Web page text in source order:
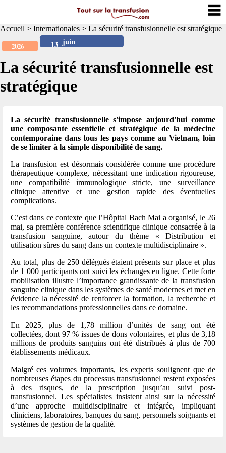
Accueil > Internationales > La sécurité transfusionnelle est stratégique
juin
13
2026
La sécurité transfusionnelle est
stratégique
La sécurité transfusionnelle s'impose aujourd'hui comme
une composante essentielle et stratégique de la médecine
contemporaine dans tous les pays comme au Vietnam, loin
de se limiter à la simple disponibilité de sang.
La transfusion est désormais considérée comme une procédure
thérapeutique complexe, nécessitant une indication rigoureuse,
une compatibilité immunologique stricte, une surveillance
clinique attentive et une gestion rapide des éventuelles
complications.
C’est dans ce contexte que l’Hôpital Bach Mai a organisé, le 26
mai, sa première conférence scientifique clinique consacrée à la
transfusion sanguine, autour du thème « Distribution et
utilisation sûres du sang dans un contexte multidisciplinaire ».
Au total, plus de 250 délégués étaient présents sur place et plus
de 1 000 participants ont suivi les échanges en ligne. Cette forte
mobilisation illustre l’importance grandissante de la transfusion
sanguine clinique dans les systèmes de santé modernes et met en
évidence la nécessité de renforcer la formation, la recherche et
les recommandations professionnelles dans ce domaine.
En 2025, plus de 1,78 million d’unités de sang ont été
collectées, dont 97 % issues de dons volontaires, et plus de 3,18
millions de produits sanguins ont été distribués à plus de 700
établissements médicaux.
Malgré ces volumes importants, les experts soulignent que de
nombreuses étapes du processus transfusionnel restent exposées
à des risques, de la prescription jusqu’au suivi post-
transfusionnel. Les spécialistes insistent ainsi sur la nécessité
d’une approche multidisciplinaire et intégrée, impliquant
cliniciens, laboratoires, banques du sang, personnels soignants et
systèmes de gestion de la qualité.